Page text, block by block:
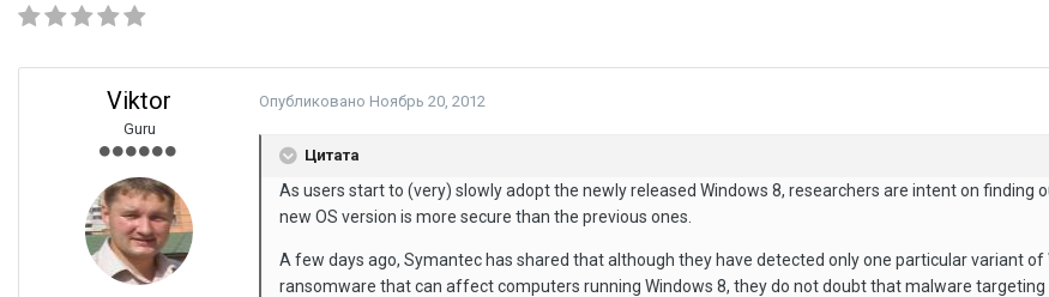
Viktor
Guru
Опубликовано Ноябрь 20, 2012
Цитата
As users start to (very) slowly adopt the newly released Windows 8, researchers are intent on finding
new OS version is more secure than the previous ones.
A few days ago, Symantec has shared that although they have detected only one particular variant of
ransomware that can affect computers running Windows 8, they do not doubt that malware